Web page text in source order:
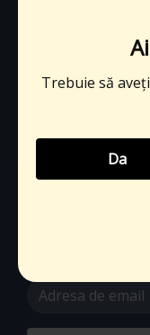
Trebuie să
Da